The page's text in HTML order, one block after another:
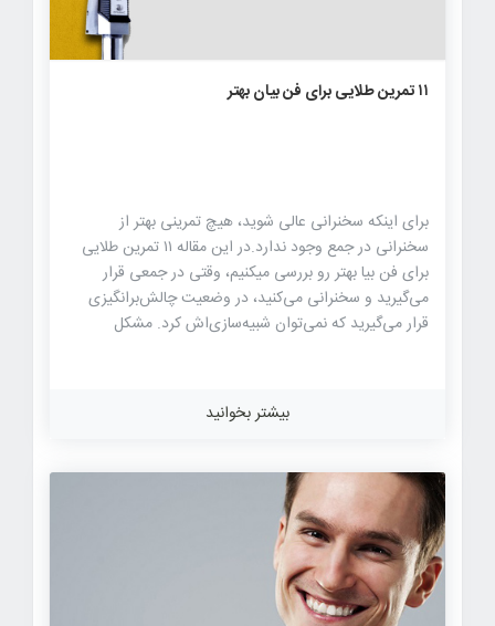
۱۱ تمرین طلایی برای فن بیان بهتر
برای اینکه سخنرانی عالی شوید، هیچ تمرینی بهتر از
سخنرانی در جمع وجود ندارد.در این مقاله ۱۱ تمرین طلایی
برای فن بیا بهتر رو بررسی میکنیم، وقتی در جمعی قرار
می‌گیرید و سخنرانی می‌کنید، در وضعیت چالش‌برانگیزی
قرار می‌گیرید که نمی‌توان شبیه‌سازی‌اش کرد. مشکل
تمرین کنید و برای این کار گزینه‌های زیادی دارید. نکته مهم
این است که باید برای این کار وقت بگذارید. اگر می‌خواهید
مقاله از سایت سخن امید را انجام دهید. ۱. صدا را گرم کنید
گرم‌کردن صدا تمرینی است که معمولا خوانندگان انجامش
می‌دهند، اما برای سخنرانان هم […]
بیشتر بخوانید